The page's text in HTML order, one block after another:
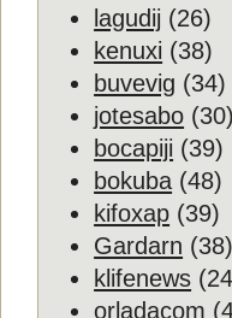
lagudij (26)
kenuxi (38)
buvevig (34)
jotesabo (30)
bocapiji (39)
bokuba (48)
kifoxap (39)
Gardarn (38)
klifenews
orladacom